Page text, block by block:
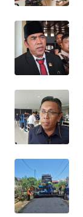
NEWS
SITUNGIR
NEWS
SIDIKALANG
NEWS
NEWS
METRO
SIANTAR